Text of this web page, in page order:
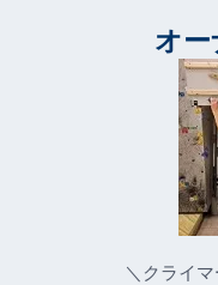
オー
＼クライ